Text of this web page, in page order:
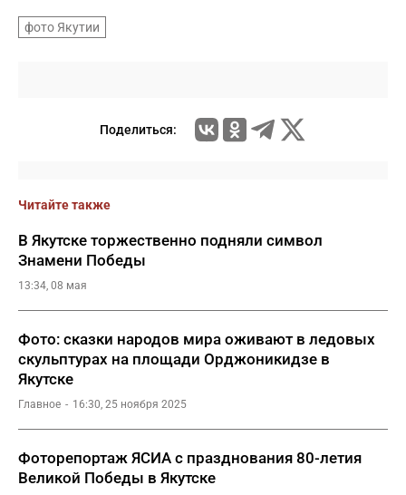
фото Якутии
Поделиться:
Читайте также
В Якутске торжественно подняли символ
Знамени Победы
13:34, 08 мая
Фото: сказки народов мира оживают в ледовых
скульптурах на площади Орджоникидзе в
Якутске
Главное 16:30, 25 ноября 2025
Фоторепортаж ЯСИА с празднования 80-летия
Великой Победы в Якутске